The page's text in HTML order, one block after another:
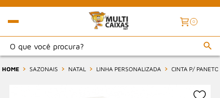
0
HOME SAZONAIS NATAL LINHA PERSONALIZADA CINTA P/